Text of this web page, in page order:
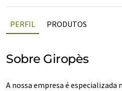
PERFIL PRODUTOS
Sobre Giropès
A nossa empresa é especializada